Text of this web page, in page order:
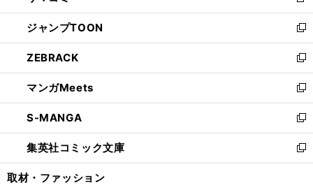
開
く
ウ
で
開
く
ン
ド
ウ
で
開
く
ウ
ィ
ン
ド
ウ
で
開
く
し
い
ウ
ィ
ン
ド
ウ
で
開
く
ジャンプTOON
新
し
い
ウ
ィ
ン
ド
ウ
で
開
ZEBRACK
新
し
い
ウ
ィ
ン
ド
ウ
マンガMeets
新
し
い
ウ
ィ
ン
S-MANGA
新
し
い
ウ
集英社コミック文庫
新
し
取材・ファッション